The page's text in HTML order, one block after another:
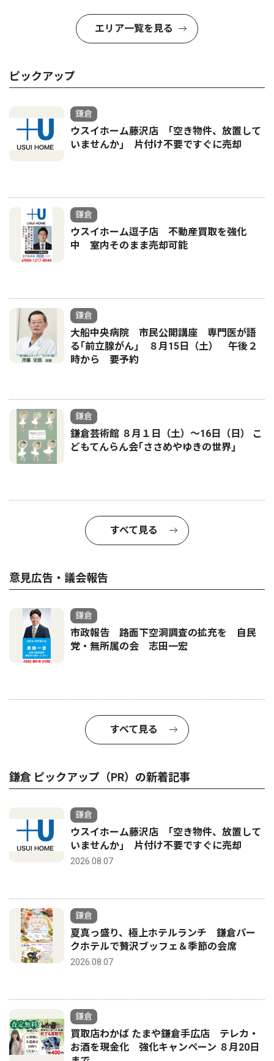
エリア一覧を見る
ピックアップ
鎌倉
ウスイホーム藤沢店 ｢空き物件、放置して
いませんか｣ 片付け不要ですぐに売却
鎌倉
ウスイホーム逗子店 不動産買取を強化
中 室内そのまま売却可能
鎌倉
大船中央病院 市民公開講座 専門医が語
る｢前立腺がん｣ ８月15日（土） 午後２
時から 要予約
鎌倉
鎌倉芸術館 ８月１日（土）〜16日（日） こ
どもてんらん会｢ささめやゆきの世界｣
すべて見る
意見広告・議会報告
鎌倉
市政報告 路面下空洞調査の拡充を 自民
党・無所属の会 志田一宏
すべて見る
鎌倉 ピックアップ（PR）の新着記事
鎌倉
ウスイホーム藤沢店 ｢空き物件、放置して
いませんか｣ 片付け不要ですぐに売却
2026.08.07
鎌倉
夏真っ盛り、極上ホテルランチ 鎌倉パー
クホテルで贅沢ブッフェ＆季節の会席
2026.08.07
鎌倉
買取店わかば たまや鎌倉手広店 テレカ・
お酒を現金化 強化キャンペーン ８月20日